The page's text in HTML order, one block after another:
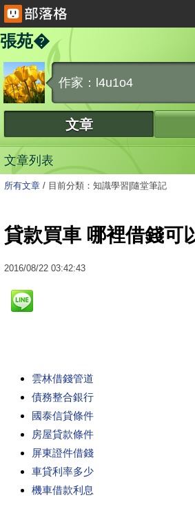
張苑�
作家：l4u1o4
文章
文章列表
所有文章 / 目前分類：知識學習|隨堂筆記
貸款買車 哪裡借錢可
2016/08/22 03:42:43
雲林借錢管道
債務整合銀行
國泰信貸條件
房屋貸款條件
屏東證件借錢
車貸利率多少
機車借款利息